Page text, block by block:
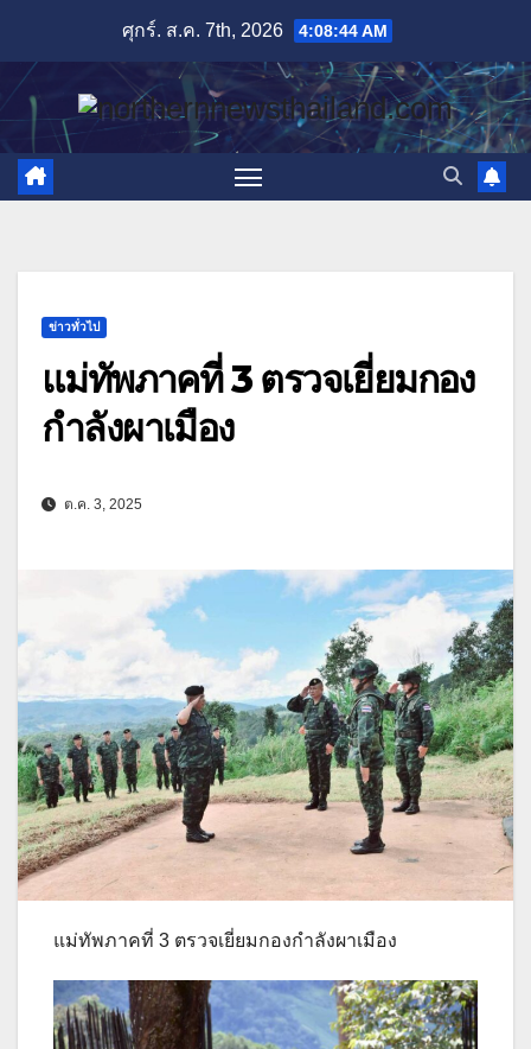
content
ศุกร์. ส.ค. 7th, 2026 4:08:45 AM
ข่าวทั่วไป
แม่ทัพภาคที่ 3 ตรวจเยี่ยมกอง
กำลังผาเมือง
ต.ค. 3, 2025
แม่ทัพภาคที่ 3 ตรวจเยี่ยมกองกำลังผาเมือง